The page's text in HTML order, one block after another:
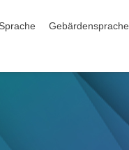
Gebärdensprache